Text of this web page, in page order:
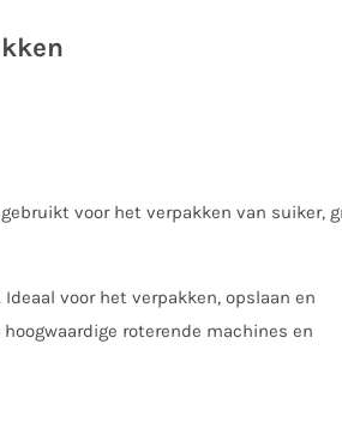
voor het verpakken van suiker,
voor het verpakken, opslaan en
roterende machines en